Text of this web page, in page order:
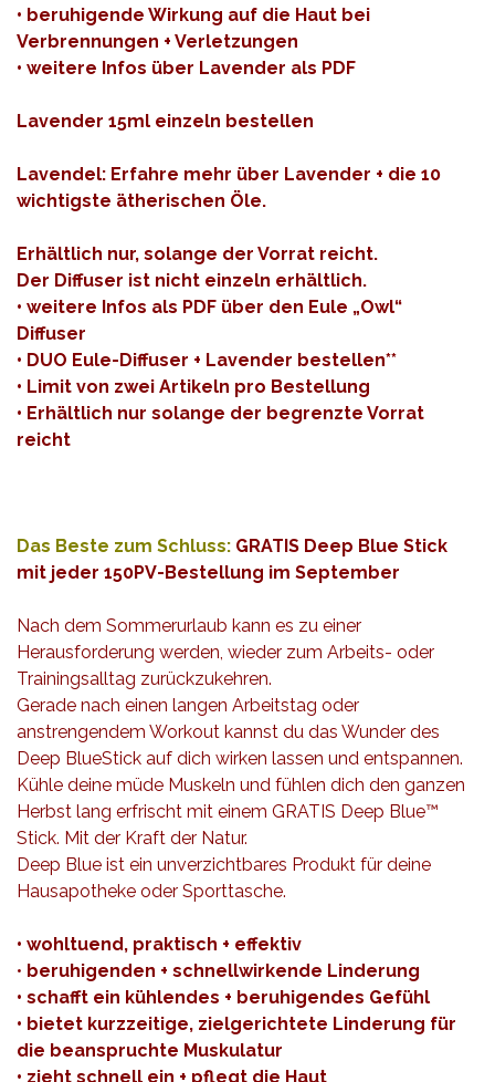
• beruhigende Wirkung auf die Haut bei
Verbrennungen + Verletzungen
• weitere Infos über Lavender als PDF
Lavender 15ml einzeln bestellen
Lavendel: Erfahre mehr über Lavender + die 10
wichtigste ätherischen Öle.
Erhältlich nur, solange der Vorrat reicht.
Der Diffuser ist nicht einzeln erhältlich.
• weitere Infos als PDF über den Eule „Owl“
Diffuser
• DUO Eule-Diffuser + Lavender bestellen**
• Limit von zwei Artikeln pro Bestellung
• Erhältlich nur solange der begrenzte Vorrat
reicht
Das Beste zum Schluss: GRATIS Deep Blue Stick
mit jeder 150PV-Bestellung im September
Nach dem Sommerurlaub kann es zu einer
Herausforderung werden, wieder zum Arbeits- oder
Trainingsalltag zurückzukehren.
Gerade nach einen langen Arbeitstag oder
anstrengendem Workout kannst du das Wunder des
Deep BlueStick auf dich wirken lassen und entspannen.
Kühle deine müde Muskeln und fühlen dich den ganzen
Herbst lang erfrischt mit einem GRATIS Deep Blue™
Stick. Mit der Kraft der Natur.
Deep Blue ist ein unverzichtbares Produkt für deine
Hausapotheke oder Sporttasche.
• wohltuend, praktisch + effektiv
• beruhigenden + schnellwirkende Linderung
• schafft ein kühlendes + beruhigendes Gefühl
• bietet kurzzeitige, zielgerichtete Linderung für
die beanspruchte Muskulatur
• zieht schnell ein + pflegt die Haut